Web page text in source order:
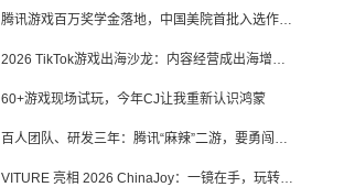
腾讯游戏百万奖学金落地，中国美院首批入选作品获业内关注
2026 TikTok游戏出海沙龙：内容经营成出海增长新引擎
60+游戏现场试玩，今年CJ让我重新认识鸿蒙
百人团队、研发三年：腾讯“麻辣”二游，要勇闯男性恋爱市场
VITURE 亮相 2026 ChinaJoy：一镜在手，玩转全场！